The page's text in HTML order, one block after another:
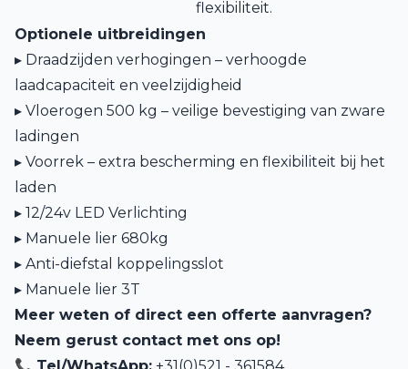
flexibiliteit.
Optionele uitbreidingen
▸ Draadzijden verhogingen – verhoogde
laadcapaciteit en veelzijdigheid
▸ Vloerogen 500 kg – veilige bevestiging van zware
ladingen
▸ Voorrek – extra bescherming en flexibiliteit bij het
laden
▸ 12/24v LED Verlichting
▸ Manuele lier 680kg
▸ Anti-diefstal koppelingsslot
▸ Manuele lier 3T
Meer weten of direct een offerte aanvragen?
Neem gerust contact met ons op!